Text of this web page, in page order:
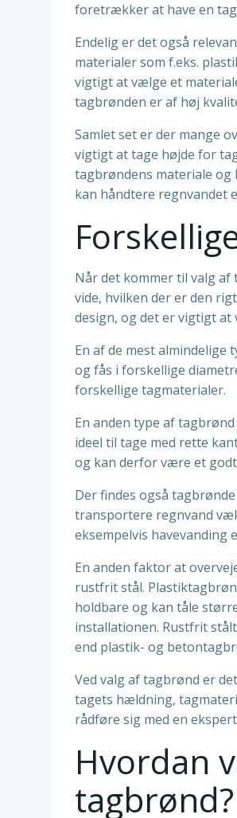
foretrækker at have en
Endelig er det også
materialer som f.eks.
vigtigt at vælge et
tagbrønden er af høj
Samlet set er der mange
vigtigt at tage højde for
tagbrøndens materiale og
kan håndtere regnvandet
Når det kommer til valg
vide, hvilken der er den
design, og det er vigtigt at
En af de mest
og fås i forskellige
forskellige tagmaterialer.
En anden type af
ideel til tage med rette
og kan derfor være et
Der findes også
transportere regnvand
eksempelvis havevanding
En anden faktor at
rustfrit stål.
holdbare og kan tåle
installationen. Rustfrit
end plastik- og
Ved valg af tagbrønd er
tagets hældning,
rådføre sig med en
Hvordan
tagbrønd?